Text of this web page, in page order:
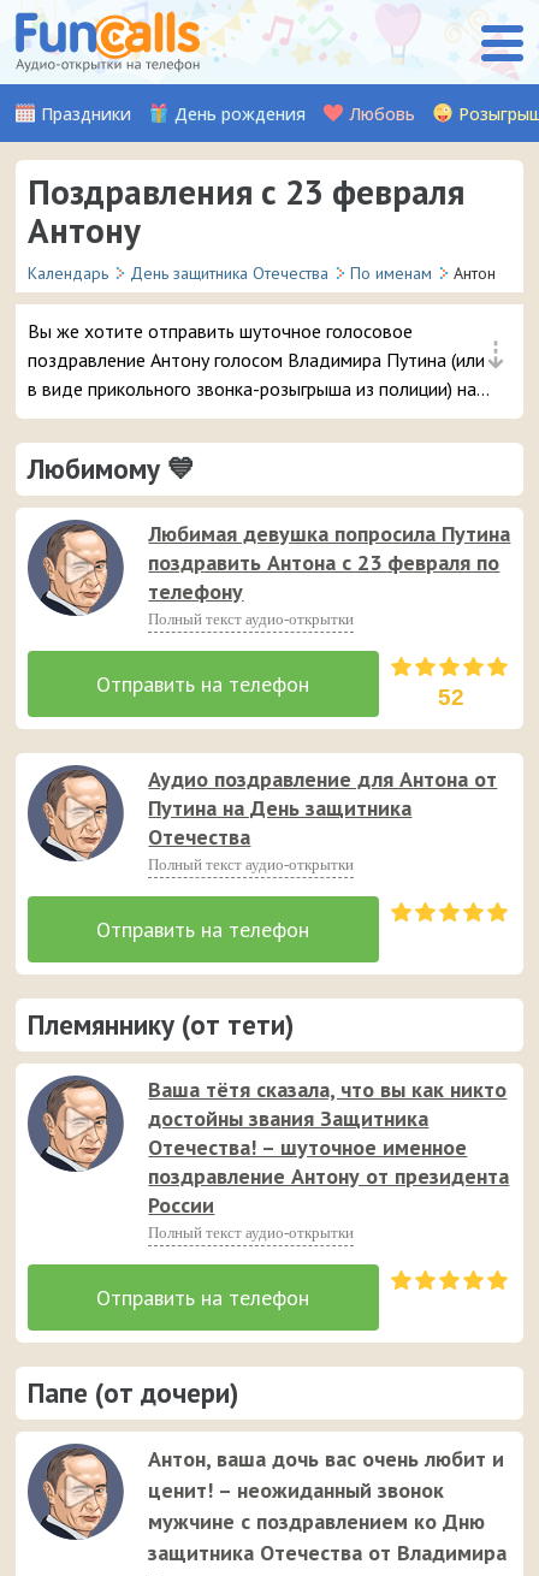
Праздники День рождения Любовь
Поздравления с 23 февраля
Антону
Календарь День защитника Отечества По именам Антон
⇣
Вы же хотите отправить шуточное голосовое
поздравление Антону голосом Владимира Путина (или
в виде прикольного звонка-розыгрыша из полиции) на
телефон в День защитника Отечества? 😘 Будьте
уверены, ему точно понравится – и неожиданный
звонок и такое смешное аудио послание 😆
Любимому 💙
Любимая девушка попросила Путина
поздравить Антона с 23 февраля по
телефону
Полный текст аудио-открытки
52
Аудио поздравление для Антона от
Путина на День защитника
Отечества
Полный текст аудио-открытки
Племяннику (от тети)
Ваша тётя сказала, что вы как никто
достойны звания Защитника
Отечества! – шуточное именное
поздравление Антону от президента
России
Полный текст аудио-открытки
Папе (от дочери)
Антон, ваша дочь вас очень любит и
ценит! – неожиданный звонок
мужчине с поздравлением ко Дню
защитника Отечества от Владимира